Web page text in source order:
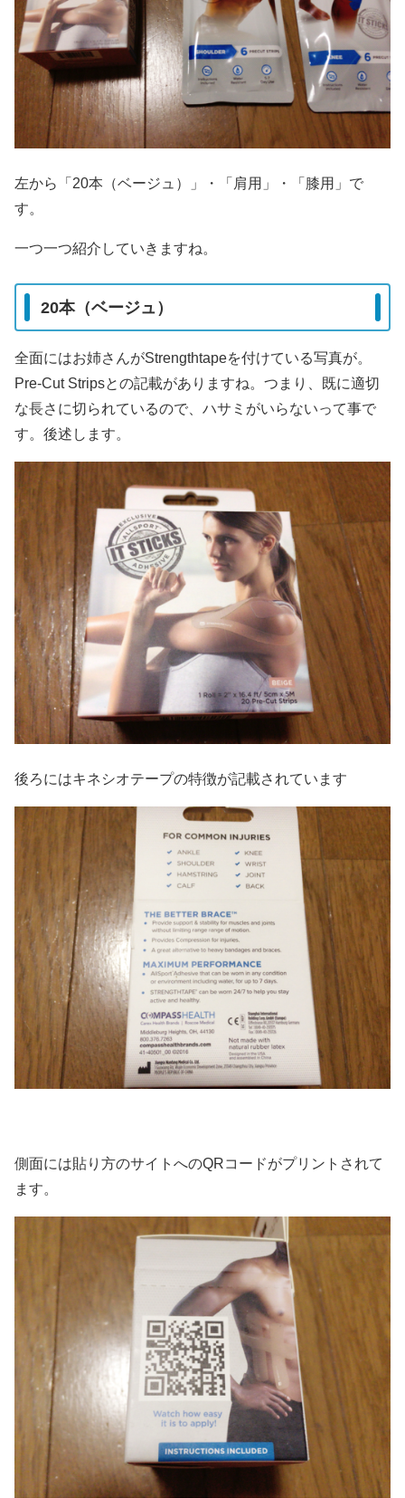
左から「20本（ベージュ）」・「肩用」・「膝用」で
す。
一つ一つ紹介していきますね。
20本（ベージュ）
全面にはお姉さんがStrengthtapeを付けている写真が。
Pre-Cut Stripsとの記載がありますね。つまり、既に適切
な長さに切られているので、ハサミがいらないって事で
す。後述します。
後ろにはキネシオテープの特徴が記載されています
側面には貼り方のサイトへのQRコードがプリントされて
ます。